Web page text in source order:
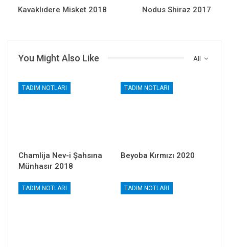
Kavaklıdere Misket 2018 Nodus Shiraz 2017
All
You Might Also Like
TADIM NOTLARI
Chamlija Nev-i Şahsına
Münhasır 2018
TADIM NOTLARI
Beyoba Kırmızı 2020
TADIM NOTLARI TADIM NOTLARI